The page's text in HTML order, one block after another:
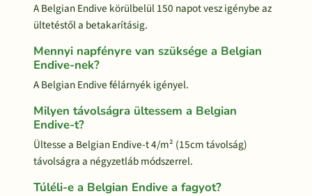
A Belgian Endive körülbelül 150 napot vesz igénybe az
ültetéstől a betakarításig.
Mennyi napfényre van szüksége a Belgian
Endive-nek?
A Belgian Endive félárnyék igényel.
Milyen távolságra ültessem a Belgian
Endive-t?
Ültesse a Belgian Endive-t 4/m² (15cm távolság)
távolságra a négyzetláb módszerrel.
Túléli-e a Belgian Endive a fagyot?